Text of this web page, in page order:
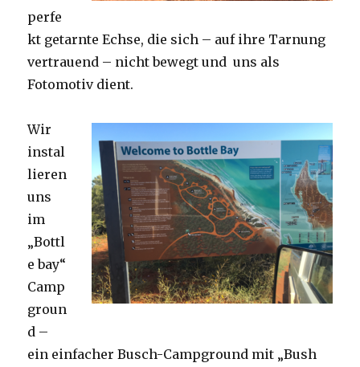
perfe
kt getarnte Echse, die sich – auf ihre Tarnung
vertrauend – nicht bewegt und uns als
Fotomotiv dient.
Wir
instal
lieren
uns
im
„Bottl
e bay“
Camp
groun
d –
ein einfacher Busch-Campground mit „Bush